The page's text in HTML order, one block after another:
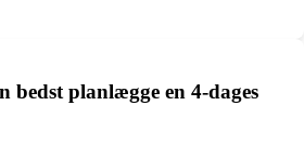
bedst planlægge en 4-dages